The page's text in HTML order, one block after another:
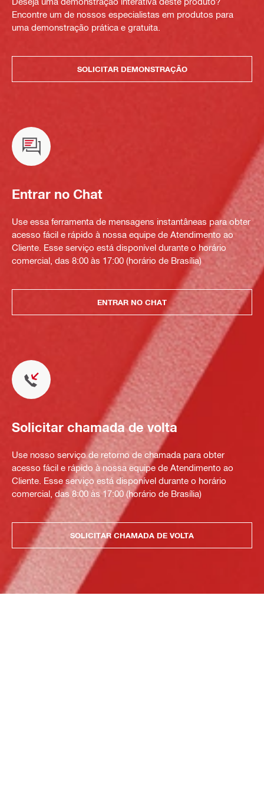
Encontre um de nossos especialistas em produtos para
uma demonstração prática e gratuita.
SOLICITAR DEMONSTRAÇÃO
Entrar no Chat
Use essa ferramenta de mensagens instantâneas para obter
acesso fácil e rápido à nossa equipe de Atendimento ao
Cliente. Esse serviço está disponível durante o horário
comercial, das 8:00 às 17:00 (horário de Brasília)
ENTRAR NO CHAT
Solicitar chamada de volta
Use nosso serviço de retorno de chamada para obter
acesso fácil e rápido à nossa equipe de Atendimento ao
Cliente. Esse serviço está disponível durante o horário
comercial, das 8:00 às 17:00 (horário de Brasília)
SOLICITAR CHAMADA DE VOLTA